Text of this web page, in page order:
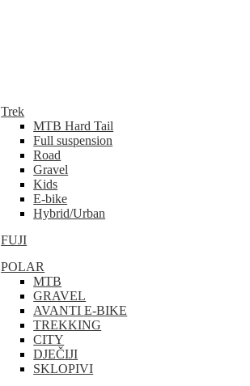
Trek
MTB Hard Tail
Full suspension
Road
Gravel
Kids
E-bike
Hybrid/Urban
FUJI
POLAR
MTB
GRAVEL
AVANTI E-BIKE
TREKKING
CITY
DJEČIJI
SKLOPIVI